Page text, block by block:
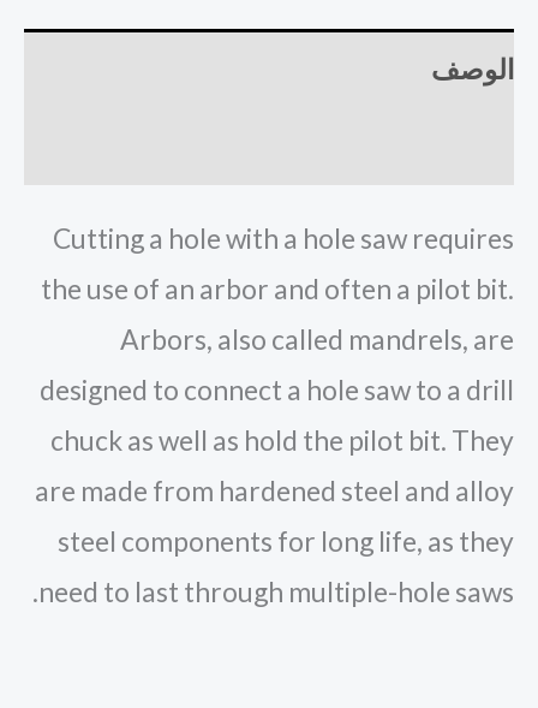
الوصف
Cutting a hole with a hole saw requires
the use of an arbor and often a pilot bit.
Arbors, also called mandrels, are
designed to connect a hole saw to a drill
chuck as well as hold the pilot bit. They
are made from hardened steel and alloy
steel components for long life, as they
need to last through multiple-hole saws.